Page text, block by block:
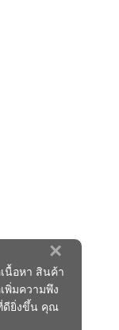
×
นื้อหา สินค้า
พิ่มความพึง
ดียิ่งขึ้น คุณ